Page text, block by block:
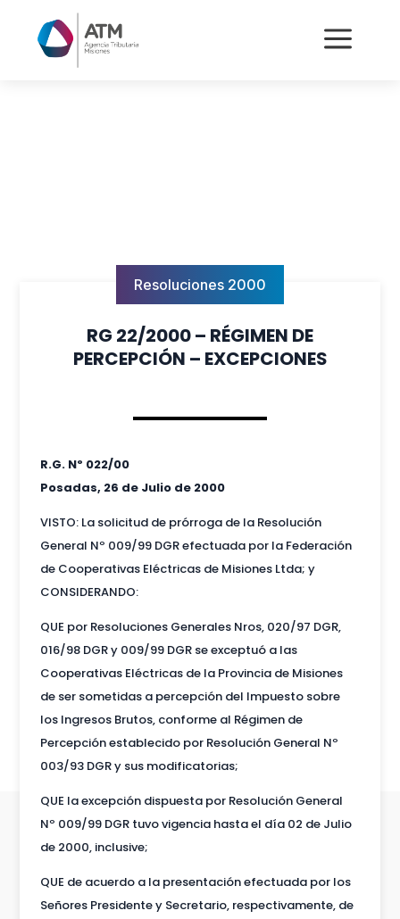
a
Resoluciones 2000
RG 22/2000 – RÉGIMEN DE
PERCEPCIÓN – EXCEPCIONES
R.G. Nº 022/00
Posadas, 26 de Julio de 2000
VISTO: La solicitud de prórroga de la Resolución
General Nº 009/99 DGR efectuada por la Federación
de Cooperativas Eléctricas de Misiones Ltda; y
CONSIDERANDO:
QUE por Resoluciones Generales Nros, 020/97 DGR,
016/98 DGR y 009/99 DGR se exceptuó a las
Cooperativas Eléctricas de la Provincia de Misiones
de ser sometidas a percepción del Impuesto sobre
los Ingresos Brutos, conforme al Régimen de
Percepción establecido por Resolución General Nº
003/93 DGR y sus modificatorias;
QUE la excepción dispuesta por Resolución General
Nº 009/99 DGR tuvo vigencia hasta el día 02 de Julio
de 2000, inclusive;
QUE de acuerdo a la presentación efectuada por los
Señores Presidente y Secretario, respectivamente, de